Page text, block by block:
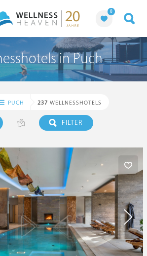
0
in Puch
PUCH 237 WELLNESSHOTELS
FILTER